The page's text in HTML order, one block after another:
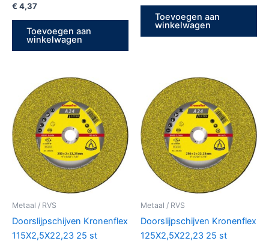
€ 4,37
Toevoegen aan
winkelwagen
Toevoegen aan
winkelwagen
Metaal / RVS
Doorslijpschijven Kronenflex
115X2,5X22,23 25 st
Metaal / RVS
Doorslijpschijven Kronenflex
125X2,5X22,23 25 st